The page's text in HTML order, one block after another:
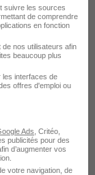
€ / an
suivre les sources
de comprendre
en fonction
de nos utilisateurs afin
beaucoup plus
les interfaces de
offres d'emploi ou
Ads , Critéo,
publicités pour des
d’augmenter vos
votre navigation, de